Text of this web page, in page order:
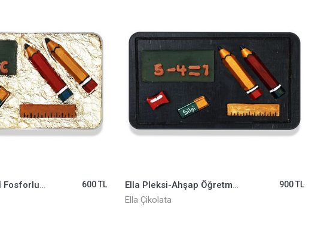
Dikdörtgen Metal Fosforlu Kalem Kapalı Öğretmenler Günü ELLA0001081
600 TL
Ella Pleksi-Ahşap Öğretmenler Günü ELLA0001079
Ella Çikolata
900 TL